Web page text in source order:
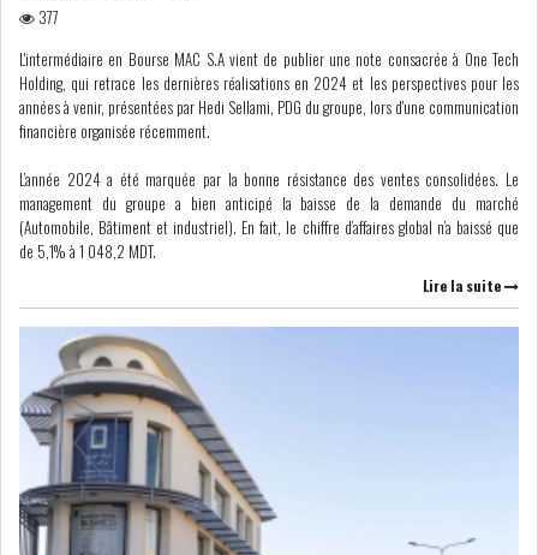
HISTORIQUE ANALYSES HEBDOMADAIRES
SICAV
GRAPHIQUE TUNINDEX
GRAPHIQUE DU TUNINDEX
SECTEURS
377
L'intermédiaire en Bourse MAC S.A vient de publier une note consacrée à One Tech
Holding, qui retrace les dernières réalisations en 2024 et les perspectives pour les
années à venir, présentées par Hedi Sellami, PDG du groupe, lors d'une communication
financière organisée récemment.
L’année 2024 a été marquée par la bonne résistance des ventes consolidées. Le
management du groupe a bien anticipé la baisse de la demande du marché
(Automobile, Bâtiment et industriel). En fait, le chiffre d’affaires global n’a baissé que
de 5,1% à 1 048,2 MDT.
Lire la suite